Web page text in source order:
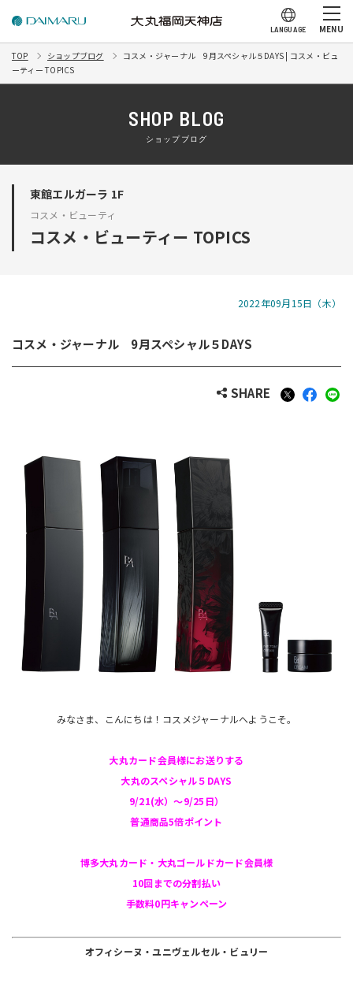
LANGUAGE MENU
TOP ショップブログ
コスメ・ジャーナル 9月スペシャル５DAYS | コスメ・ビュ
ーティー TOPICS
SHOP BLOG
ショップブログ
東館エルガーラ 1F
コスメ・ビューティ
コスメ・ビューティー TOPICS
2022年09月15日（木）
コスメ・ジャーナル 9月スペシャル５DAYS
SHARE
みなさま、こんにちは！コスメジャーナルへようこそ。
大丸カード会員様にお送りする
大丸のスペシャル５DAYS
9/21(水）〜9/25日）
普通商品5倍ポイント
博多大丸カード・大丸ゴールドカード会員様
10回までの分割払い
手数料0円キャンペーン
オフィシーヌ・ユニヴェルセル・ビュリー